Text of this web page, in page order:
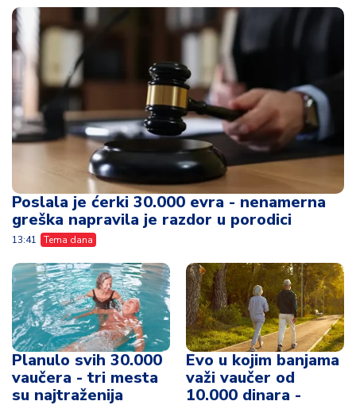
Poslala je ćerki 30.000 evra - nenamerna
greška napravila je razdor u porodici
13:41 Tema dana
Planulo svih 30.000
vaučera - tri mesta
su najtraženija
Evo u kojim banjama
važi vaučer od
10.000 dinara -